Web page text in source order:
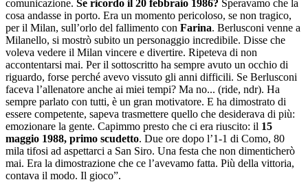
comunicazione. Se ricordo il 20 febbraio 1986? Speravamo che la
cosa andasse in porto. Era un momento pericoloso, se non tragico,
per il Milan, sull’orlo del fallimento con Farina. Berlusconi venne a
Milanello, si mostrò subito un personaggio incredibile. Disse che
voleva vedere il Milan vincere e divertire. Ripeteva di non
accontentarsi mai. Per il sottoscritto ha sempre avuto un occhio di
riguardo, forse perché avevo vissuto gli anni difficili. Se Berlusconi
faceva l’allenatore anche ai miei tempi? Ma no... (ride, ndr). Ha
sempre parlato con tutti, è un gran motivatore. E ha dimostrato di
essere competente, sapeva trasmettere quello che desiderava di più:
emozionare la gente. Capimmo presto che ci era riuscito: il 15
maggio 1988, primo scudetto. Due ore dopo l’1-1 di Como, 80
mila tifosi ad aspettarci a San Siro. Una festa che non dimenticherò
mai. Era la dimostrazione che ce l’avevamo fatta. Più della vittoria,
contava il modo. Il gioco”.